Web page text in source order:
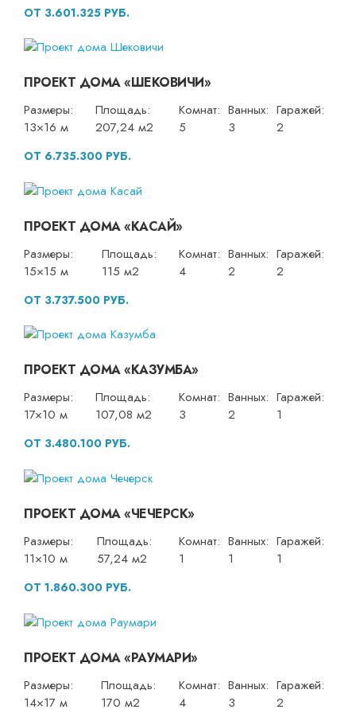
ОТ 3.601.325 РУБ.
ПРОЕКТ ДОМА «ШЕКОВИЧИ»
Размеры:
13×16 м
Площадь:
207,24 м2
Комнат:
5
Ванных:
3
Гаражей:
2
ОТ 6.735.300 РУБ.
ПРОЕКТ ДОМА «КАСАЙ»
Размеры:
15×15 м
Площадь:
115 м2
Комнат:
4
Ванных:
2
Гаражей:
2
ОТ 3.737.500 РУБ.
ПРОЕКТ ДОМА «КАЗУМБА»
Размеры:
17×10 м
Площадь:
107,08 м2
Комнат:
3
Ванных:
2
Гаражей:
1
ОТ 3.480.100 РУБ.
ПРОЕКТ ДОМА «ЧЕЧЕРСК»
Размеры:
11×10 м
Площадь:
57,24 м2
Комнат:
1
Ванных:
1
Гаражей:
1
ОТ 1.860.300 РУБ.
ПРОЕКТ ДОМА «РАУМАРИ»
Размеры:
14×17 м
Площадь:
170 м2
Комнат:
4
Ванных:
3
Гаражей:
2